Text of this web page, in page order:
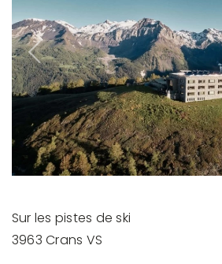
Previous
Sur les pistes de ski
3963 Crans VS